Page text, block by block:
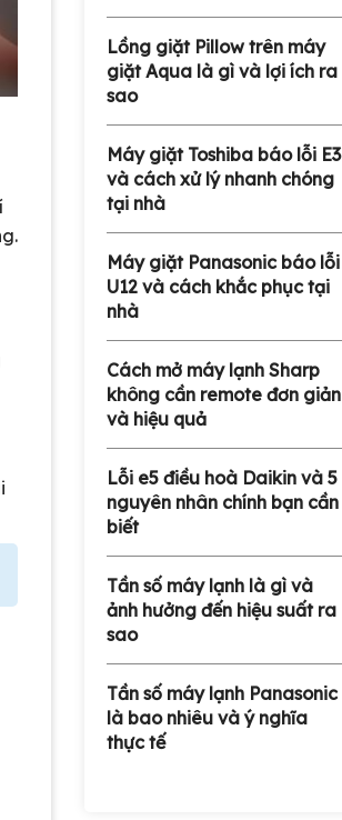
Lồng giặt Pillow trên máy
giặt Aqua là gì và lợi ích ra
sao
Máy giặt Toshiba báo lỗi E3
và cách xử lý nhanh chóng
tại nhà
Máy giặt Panasonic báo lỗi
U12 và cách khắc phục tại
nhà
Cách mở máy lạnh Sharp
không cần remote đơn giản
và hiệu quả
Lỗi e5 điều hoà Daikin và 5
nguyên nhân chính bạn cần
biết
Tần số máy lạnh là gì và
ảnh hưởng đến hiệu suất ra
sao
Tần số máy lạnh Panasonic
là bao nhiêu và ý nghĩa
thực tế